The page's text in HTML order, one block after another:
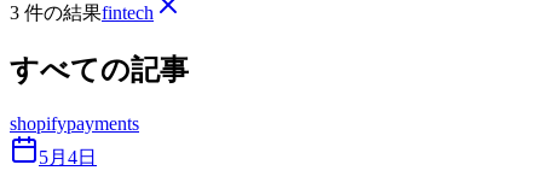
3 件の結果fintech
すべての記事
shopifypayments
5月4日